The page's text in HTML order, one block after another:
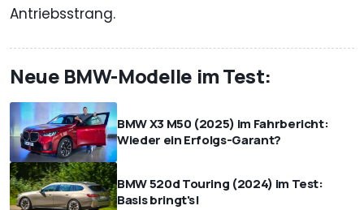
Antriebsstrang.
Neue BMW-Modelle im Test:
BMW X3 M50 (2025) im Fahrbericht:
Wieder ein Erfolgs-Garant?
BMW 520d Touring (2024) im Test:
Basis bringt's!